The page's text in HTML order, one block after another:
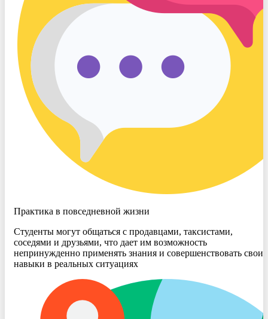
Практика в повседневной жизни
Студенты могут общаться с продавцами, таксистами,
соседями и друзьями, что дает им возможность
непринужденно применять знания и совершенствовать свои
навыки в реальных ситуациях